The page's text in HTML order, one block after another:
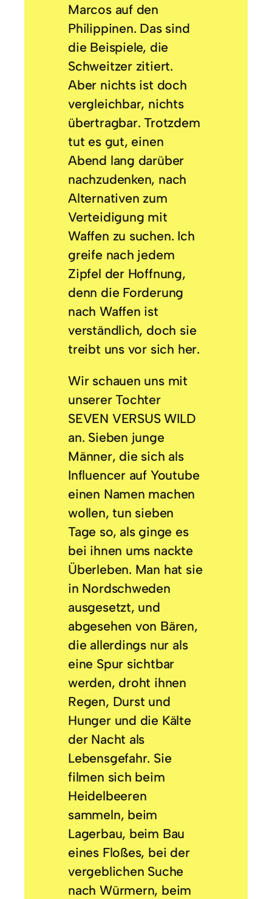
Marcos auf den
Philippinen. Das sind
die Beispiele, die
Schweitzer zitiert.
Aber nichts ist doch
vergleichbar, nichts
übertragbar. Trotzdem
tut es gut, einen
Abend lang darüber
nachzudenken, nach
Alternativen zum
Verteidigung mit
Waffen zu suchen. Ich
greife nach jedem
Zipfel der Hoffnung,
denn die Forderung
nach Waffen ist
verständlich, doch sie
treibt uns vor sich her.
Wir schauen uns mit
unserer Tochter
SEVEN VERSUS WILD
an. Sieben junge
Männer, die sich als
Influencer auf Youtube
einen Namen machen
wollen, tun sieben
Tage so, als ginge es
bei ihnen ums nackte
Überleben. Man hat sie
in Nordschweden
ausgesetzt, und
abgesehen von Bären,
die allerdings nur als
eine Spur sichtbar
werden, droht ihnen
Regen, Durst und
Hunger und die Kälte
der Nacht als
Lebensgefahr. Sie
filmen sich beim
Heidelbeeren
sammeln, beim
Lagerbau, beim Bau
eines Floßes, bei der
vergeblichen Suche
nach Würmern, beim